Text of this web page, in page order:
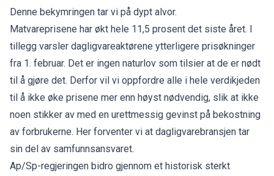
Denne bekymringen tar vi på dypt alvor.
Matvareprisene har økt hele 11,5 prosent det siste året. I
tillegg varsler dagligvareaktørene ytterligere prisøkninger
fra 1. februar. Det er ingen naturlov som tilsier at de er nødt
til å gjøre det. Derfor vil vi oppfordre alle i hele verdikjeden
til å ikke øke prisene mer enn høyst nødvendig, slik at ikke
noen stikker av med en urettmessig gevinst på bekostning
av forbrukerne. Her forventer vi at dagligvarebransjen tar
sin del av samfunnsansvaret.
Ap/Sp-regjeringen bidro gjennom et historisk sterkt